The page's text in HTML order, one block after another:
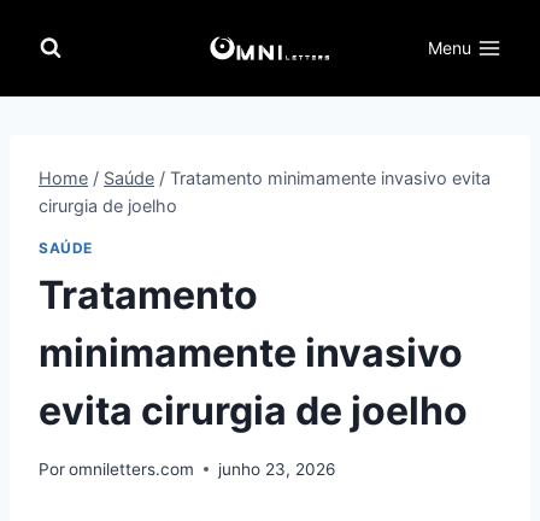
para
Menu
Home / Saúde / Tratamento minimamente invasivo evita
cirurgia de joelho
SAÚDE
Tratamento
minimamente invasivo
evita cirurgia de joelho
Poromniletters.com junho 23, 2026